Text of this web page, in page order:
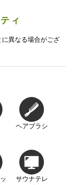
ィ
異なる場合がござ
ヘアブラシ
サウナテレ